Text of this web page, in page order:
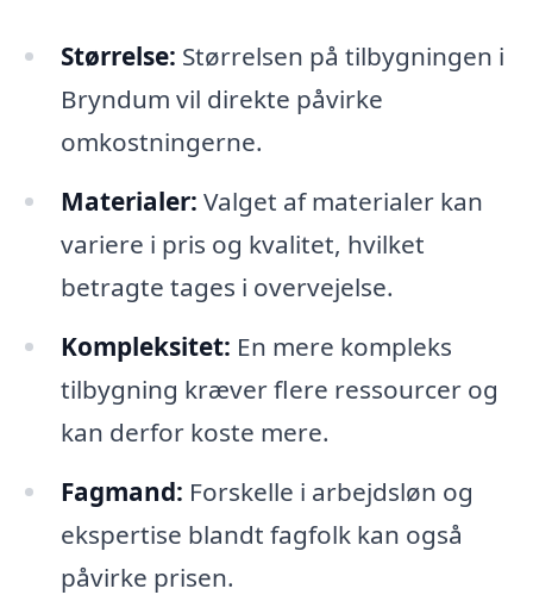
Størrelse: Størrelsen på tilbygningen i
Bryndum vil direkte påvirke
omkostningerne.
Materialer: Valget af materialer kan
variere i pris og kvalitet, hvilket
betragte tages i overvejelse.
Kompleksitet: En mere kompleks
tilbygning kræver flere ressourcer og
kan derfor koste mere.
Fagmand: Forskelle i arbejdsløn og
ekspertise blandt fagfolk kan også
påvirke prisen.